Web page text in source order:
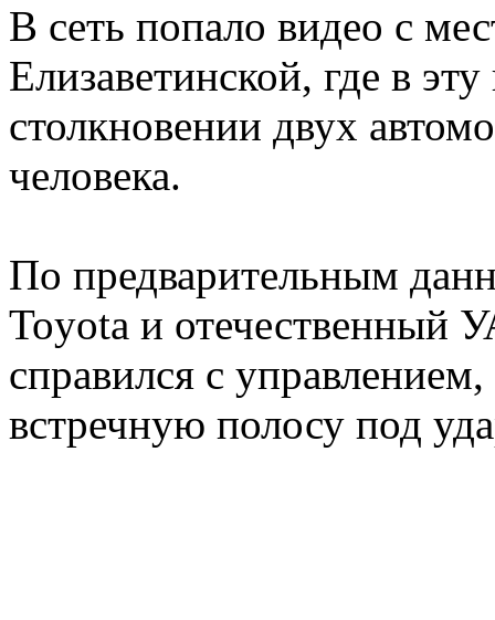
В сеть попало видео с
Елизаветинской, где в
столкновении двух
человека.
По предварительным
Toyota и отечественный
справился с
встречную полосу под